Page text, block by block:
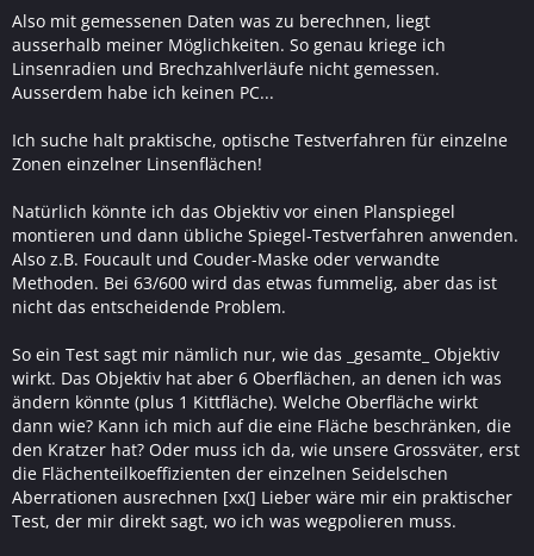
Also mit gemessenen Daten was zu berechnen, liegt
ausserhalb meiner Möglichkeiten. So genau kriege ich
Linsenradien und Brechzahlverläufe nicht gemessen.
Ausserdem habe ich keinen PC...
Ich suche halt praktische, optische Testverfahren für einzelne
Zonen einzelner Linsenflächen!
Natürlich könnte ich das Objektiv vor einen Planspiegel
montieren und dann übliche Spiegel-Testverfahren anwenden.
Also z.B. Foucault und Couder-Maske oder verwandte
Methoden. Bei 63/600 wird das etwas fummelig, aber das ist
nicht das entscheidende Problem.
So ein Test sagt mir nämlich nur, wie das _gesamte_ Objektiv
wirkt. Das Objektiv hat aber 6 Oberflächen, an denen ich was
ändern könnte (plus 1 Kittfläche). Welche Oberfläche wirkt
dann wie? Kann ich mich auf die eine Fläche beschränken, die
den Kratzer hat? Oder muss ich da, wie unsere Grossväter, erst
die Flächenteilkoeffizienten der einzelnen Seidelschen
Aberrationen ausrechnen [xx(] Lieber wäre mir ein praktischer
Test, der mir direkt sagt, wo ich was wegpolieren muss.